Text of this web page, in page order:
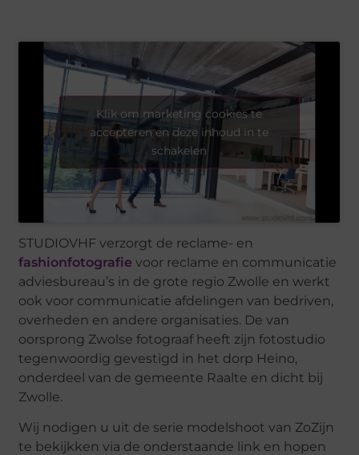
Klik om marketing cookies te
accepteren en deze inhoud in te
schakelen
STUDIOVHF verzorgt de reclame- en
fashionfotografie voor reclame en communicatie
adviesbureau’s in de grote regio Zwolle en werkt
ook voor communicatie afdelingen van bedriven,
overheden en andere organisaties. De van
oorsprong Zwolse fotograaf heeft zijn fotostudio
tegenwoordig gevestigd in het dorp Heino,
onderdeel van de gemeente Raalte en dicht bij
Zwolle.
Wij nodigen u uit de serie modelshoot van ZoZijn
te bekijkken via de onderstaande link en hopen